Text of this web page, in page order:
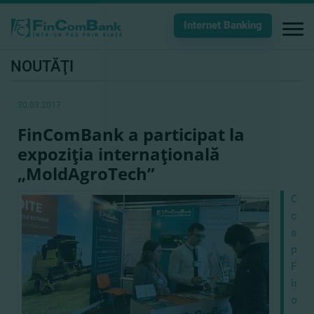
Internet Banking
NOUTĂŢI
30.03.2017
FinComBank a participat la
expoziţia internaţională
„MoldAgroTech”
cu
îşi